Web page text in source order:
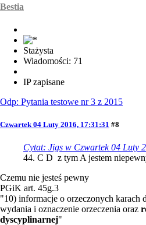
Bestia
Stażysta
Wiadomości: 71
IP zapisane
Odp: Pytania testowe nr 3 z 2015
Czwartek 04 Luty 2016, 17:31:31 #8
Cytat: Jigs w Czwartek 04 Luty
44. C D z tym A jestem
Czemu nie jesteś pewny
PGiK art. 45g.3
"10) informacje o orzeczonych karach
wydania i oznaczenie orzeczenia oraz
dyscyplinarnej"